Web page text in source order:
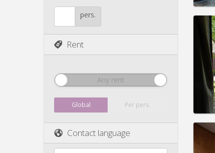
pers.
Rent
Any rent
Global Per pers.
Contact language